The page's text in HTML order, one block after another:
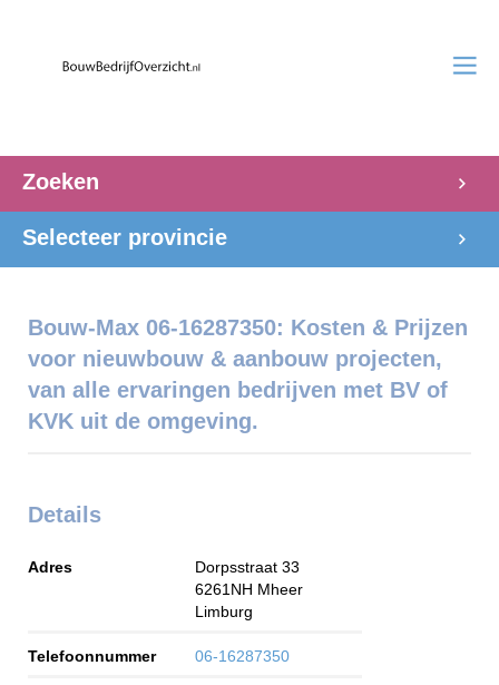
Zoeken
Selecteer provincie
Bouw-Max 06-16287350: Kosten & Prijzen
voor nieuwbouw & aanbouw projecten,
van alle ervaringen bedrijven met BV of
KVK uit de omgeving.
Details
Adres
Dorpsstraat 33
6261NH Mheer
Limburg
Telefoonnummer 06-16287350